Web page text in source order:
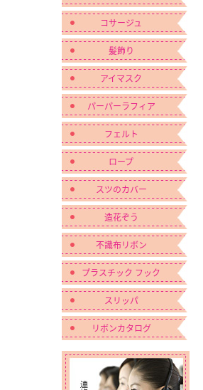
コサージュ
髪飾り
アイマスク
パーパーラフィア
フェルト
ロープ
スツのカバー
造花ぞう
不識布リボン
プラスチック フック
スリッパ
リボンカタログ